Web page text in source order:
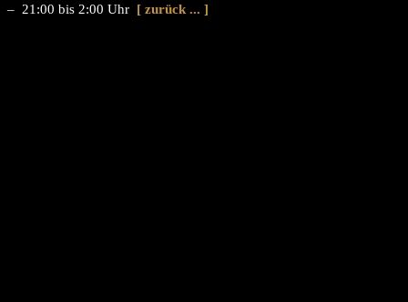
– 21:00 bis 2:00 Uhr [ zurück ... ]